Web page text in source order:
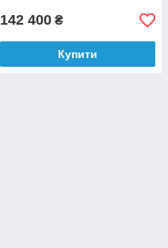
142 400 ₴
Купити